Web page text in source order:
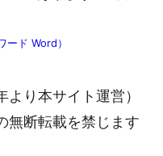
ド Word）
より本サイト運営）
無断転載を禁じます